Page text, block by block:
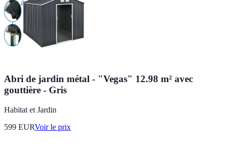
Abri de jardin métal - "Vegas" 12.98 m² avec
gouttière - Gris
Habitat et Jardin
599 EURVoir le prix